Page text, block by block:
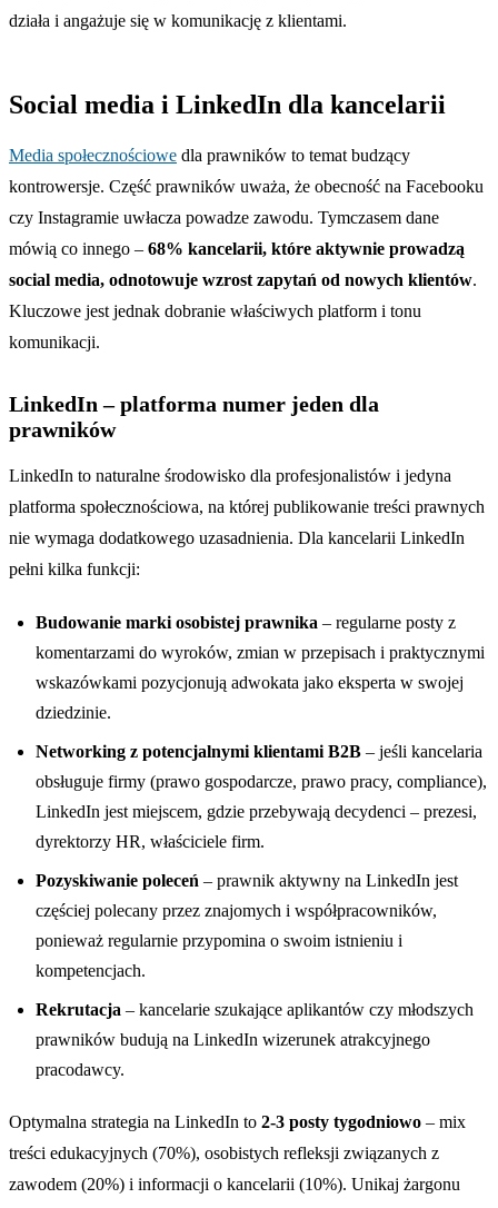
działa i angażuje się w komunikację z klientami.
Social media i LinkedIn dla kancelarii
Media społecznościowe dla prawników to temat budzący
kontrowersje. Część prawników uważa, że obecność na Facebooku
czy Instagramie uwłacza powadze zawodu. Tymczasem dane
mówią co innego – 68% kancelarii, które aktywnie prowadzą
social media, odnotowuje wzrost zapytań od nowych klientów.
Kluczowe jest jednak dobranie właściwych platform i tonu
komunikacji.
LinkedIn – platforma numer jeden dla
prawników
LinkedIn to naturalne środowisko dla profesjonalistów i jedyna
platforma społecznościowa, na której publikowanie treści prawnych
nie wymaga dodatkowego uzasadnienia. Dla kancelarii LinkedIn
pełni kilka funkcji:
Budowanie marki osobistej prawnika – regularne posty z
komentarzami do wyroków, zmian w przepisach i praktycznymi
wskazówkami pozycjonują adwokata jako eksperta w swojej
dziedzinie.
Networking z potencjalnymi klientami B2B – jeśli kancelaria
obsługuje firmy (prawo gospodarcze, prawo pracy, compliance),
LinkedIn jest miejscem, gdzie przebywają decydenci – prezesi,
dyrektorzy HR, właściciele firm.
Pozyskiwanie poleceń – prawnik aktywny na LinkedIn jest
częściej polecany przez znajomych i współpracowników,
ponieważ regularnie przypomina o swoim istnieniu i
kompetencjach.
Rekrutacja – kancelarie szukające aplikantów czy młodszych
prawników budują na LinkedIn wizerunek atrakcyjnego
pracodawcy.
Optymalna strategia na LinkedIn to 2-3 posty tygodniowo – mix
treści edukacyjnych (70%), osobistych refleksji związanych z
zawodem (20%) i informacji o kancelarii (10%). Unikaj żargonu